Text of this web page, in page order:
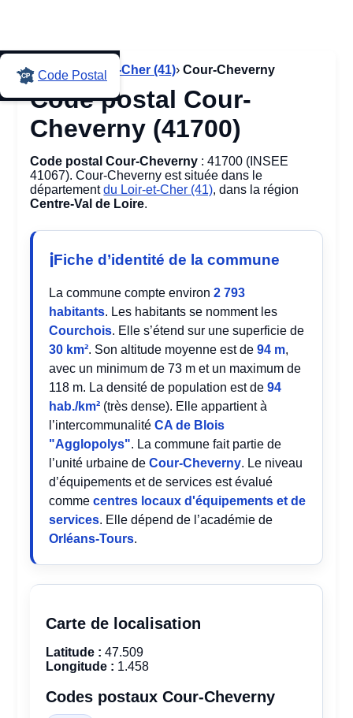
Code Postal
Accueil › Loir-et-Cher (41)› Cour-Cheverny
Code postal Cour-
Cheverny (41700)
Code postal Cour-Cheverny : 41700 (INSEE
41067). Cour-Cheverny est située dans le
départementdu Loir-et-Cher (41), dans la région
Centre-Val de Loire.
Fiche d’identité de la commune
La commune compte environ2 793
habitants. Les habitants se nomment les
Courchois. Elle s’étend sur une superficie de
30 km². Son altitude moyenne est de94 m,
avec un minimum de 73 m et un maximum de
118 m. La densité de population est de94
hab./km² (très dense). Elle appartient à
l’intercommunalitéCA de Blois
"Agglopolys". La commune fait partie de
l’unité urbaine deCour-Cheverny. Le niveau
d’équipements et de services est évalué
commecentres locaux d'équipements et de
services. Elle dépend de l’académie de
Orléans-Tours.
Carte de localisation
Latitude : 47.509
Longitude : 1.458
Codes postaux Cour-Cheverny